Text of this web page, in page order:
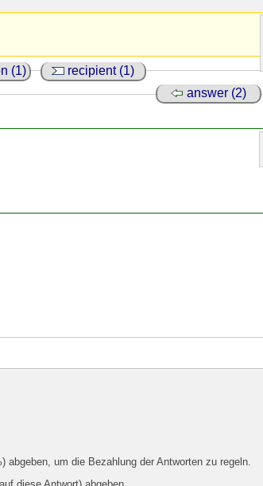
(1)
recipient (1)
answer (2)
um die Bezahlung der Antworten zu regeln.